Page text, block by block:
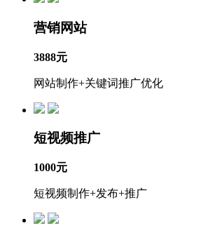
营销网站
3888元
网站制作+关键词推广优化
短视频推广
1000元
短视频制作+发布+推广